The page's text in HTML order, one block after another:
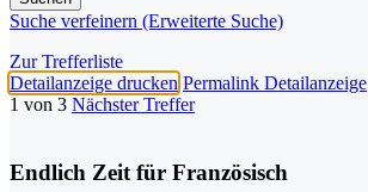
Suche verfeinern (Erweiterte Suche)
Zur Trefferliste
Detailanzeige drucken Permalink Detailanzeige
1 von 3 Nächster Treffer
Endlich Zeit für Französisch